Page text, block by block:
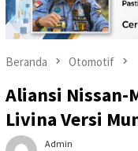
Beranda Otomotif
Aliansi
Livina Versi
Admin